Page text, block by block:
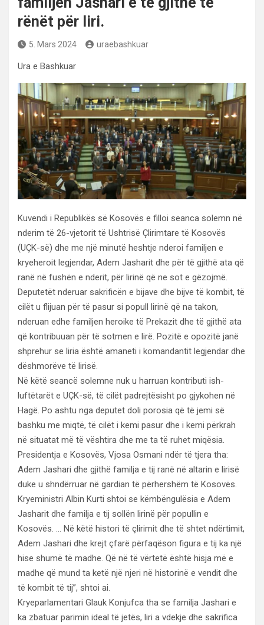
rënët për liri.
5. Mars 2024 uraebashkuar
Ura e Bashkuar
Kuvendi i Republikës së Kosovës e filloi seanca solemn në
nderim të 26-vjetorit të Ushtrisë Çlirimtare të Kosovës
(UÇK-së) dhe me një minutë heshtje nderoi familjen e
kryeheroit legjendar, Adem Jasharit dhe për të gjithë ata që
ranë në fushën e nderit, për lirinë që ne sot e gëzojmë.
Deputetët nderuar sakrificën e bijave dhe bijve të kombit, të
cilët u flijuan për të pasur si popull lirinë që na takon,
nderuan edhe familjen heroike të Prekazit dhe të gjithë ata
që kontribuuan për të sotmen e lirë. Pozitë e opozitë janë
shprehur se liria është amaneti i komandantit legjendar dhe
dëshmorëve të lirisë.
Në këtë seancë solemne nuk u harruan kontributi ish-
luftëtarët e UÇK-së, të cilët padrejtësisht po gjykohen në
Hagë. Po ashtu nga deputet doli porosia që të jemi së
bashku me miqtë, të cilët i kemi pasur dhe i kemi përkrah
në situatat më të vështira dhe me ta të ruhet miqësia.
Presidentja e Kosovës, Vjosa Osmani ndër të tjera tha:
Adem Jashari dhe gjithë familja e tij ranë në altarin e lirisë
duke u shndërruar në gardian të përhershëm të Kosovës.
Kryeministri Albin Kurti shtoi se këmbëngulësia e Adem
Jasharit dhe familja e tij sollën lirinë për popullin e
Kosovës. … Në këtë histori të çlirimit dhe të shtet ndërtimit,
Adem Jashari dhe krejt çfarë përfaqëson figura e tij ka një
hise shumë të madhe. Që në të vërtetë është hisja më e
madhe që mund ta ketë një njeri në historinë e vendit dhe
të kombit të tij”, shtoi ai.
Kryeparlamentari Glauk Konjufca tha se familja Jashari e
ka zbatuar parimin ideal të jetës, liri a vdekje dhe sakrifica